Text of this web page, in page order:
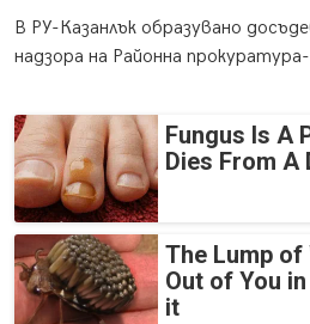
В РУ-Казанлък образувано
надзора на Районна
Fungus Is A
Dies From A
The Lump
Out of You
it